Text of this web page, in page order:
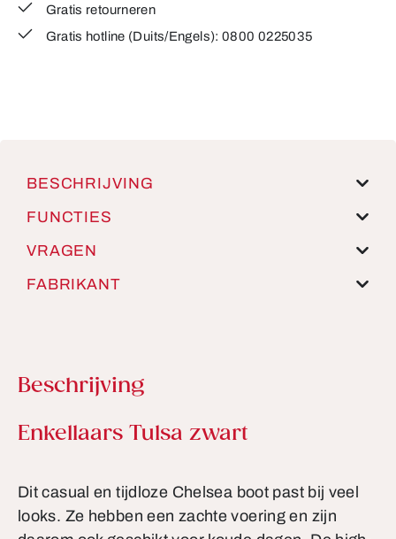
Gratis retourneren
Gratis hotline (Duits/Engels): 0800 0225035
BESCHRIJVING
FUNCTIES
VRAGEN
FABRIKANT
Beschrijving
Productinformatie
Enkellaars Tulsa zwart
Dit casual en tijdloze Chelsea boot past bij veel
looks. Ze hebben een zachte voering en zijn